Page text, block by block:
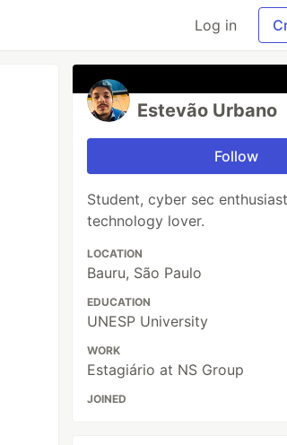
Log in
Estevão Urbano
Follow
Student, cyber sec
technology lover.
LOCATION
Bauru, São Paulo
EDUCATION
UNESP University
WORK
Estagiário at NS Group
JOINED